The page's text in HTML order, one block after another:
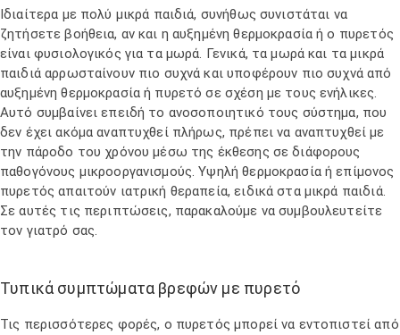
Ιδιαίτερα με πολύ μικρά παιδιά, συνήθως συνιστάται να
ζητήσετε βοήθεια, αν και η αυξημένη θερμοκρασία ή ο πυρετός
είναι φυσιολογικός για τα μωρά. Γενικά, τα μωρά και τα μικρά
παιδιά αρρωσταίνουν πιο συχνά και υποφέρουν πιο συχνά από
αυξημένη θερμοκρασία ή πυρετό σε σχέση με τους ενήλικες.
Αυτό συμβαίνει επειδή το ανοσοποιητικό τους σύστημα, που
δεν έχει ακόμα αναπτυχθεί πλήρως, πρέπει να αναπτυχθεί με
την πάροδο του χρόνου μέσω της έκθεσης σε διάφορους
παθογόνους μικροοργανισμούς. Υψηλή θερμοκρασία ή επίμονος
πυρετός απαιτούν ιατρική θεραπεία, ειδικά στα μικρά παιδιά.
Σε αυτές τις περιπτώσεις, παρακαλούμε να συμβουλευτείτε
τον γιατρό σας.
Τυπικά συμπτώματα βρεφών με πυρετό
Τις περισσότερες φορές, ο πυρετός μπορεί να εντοπιστεί από